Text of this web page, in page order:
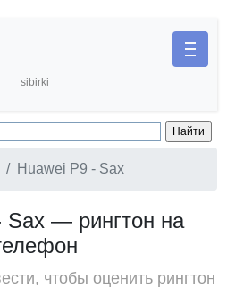
sibirki
Huawei P9 - Sax
Sax — рингтон на
чтобы оценить рингтон